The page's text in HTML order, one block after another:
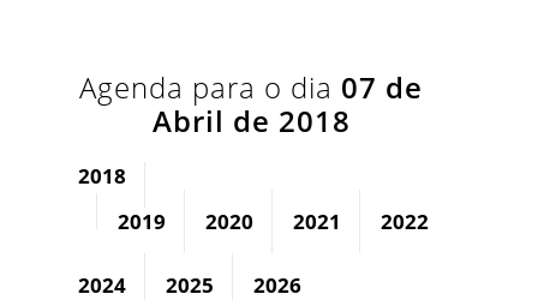
Agenda para o dia 07 de
Abril de 2018
2018
2019
2020 2021 2022
2024 2025 2026